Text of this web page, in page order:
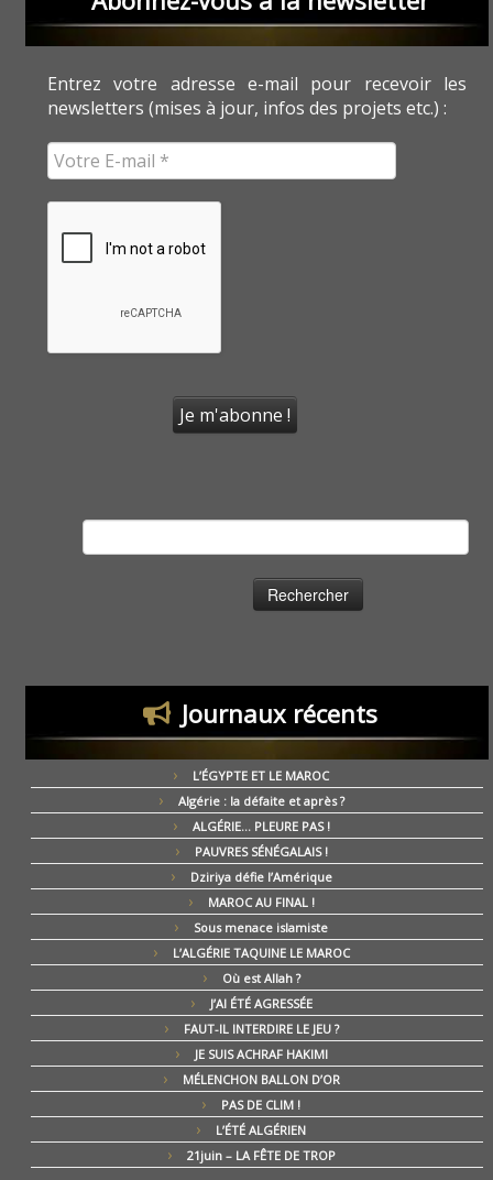
Entrez votre adresse e-mail pour recevoir les
newsletters (mises à jour, infos des projets etc.) :
Journaux récents
L’ÉGYPTE ET LE MAROC
Algérie : la défaite et après ?
ALGÉRIE… PLEURE PAS !
PAUVRES SÉNÉGALAIS !
Dziriya défie l’Amérique
MAROC AU FINAL !
Sous menace islamiste
L’ALGÉRIE TAQUINE LE MAROC
Où est Allah ?
J’AI ÉTÉ AGRESSÉE
FAUT-IL INTERDIRE LE JEU ?
JE SUIS ACHRAF HAKIMI
MÉLENCHON BALLON D’OR
PAS DE CLIM !
L’ÉTÉ ALGÉRIEN
21juin – LA FÊTE DE TROP